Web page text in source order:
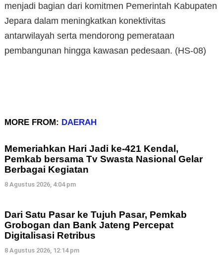
menjadi bagian dari komitmen Pemerintah Kabupaten
Jepara dalam meningkatkan konektivitas
antarwilayah serta mendorong pemerataan
pembangunan hingga kawasan pedesaan. (HS-08)
MORE FROM: DAERAH
Memeriahkan Hari Jadi ke-421 Kendal,
Pemkab bersama Tv Swasta Nasional Gelar
Berbagai Kegiatan
8 Agustus 2026, 4:04 pm
Dari Satu Pasar ke Tujuh Pasar, Pemkab
Grobogan dan Bank Jateng Percepat
Digitalisasi Retribus
8 Agustus 2026, 12:14 pm